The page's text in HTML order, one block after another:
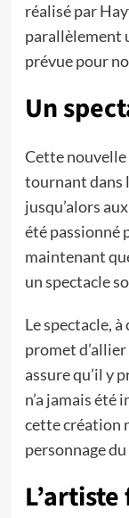
réalisé par
parallèlement
prévue pour
Un
Cette
tournant dans
jusqu’alors
été passionné
maintenant
un spectacle
Le spectacle,
promet
assure qu’il y
n’a jamais été
cette création
personnage